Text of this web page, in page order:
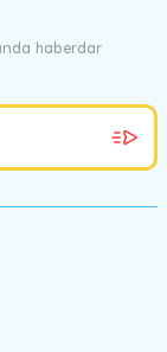
haberdar